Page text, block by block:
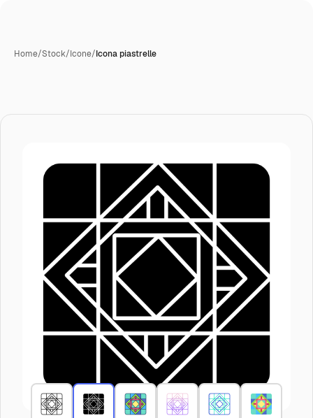
Home/Stock/Icone/Icona piastrelle